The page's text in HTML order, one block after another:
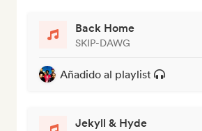
Back Home
SKIP-DAWG
Añadido al playlist
Jekyll & Hyde